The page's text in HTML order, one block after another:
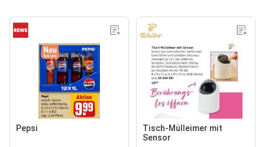
Pepsi
Tisch-Mülleimer mit
Sensor